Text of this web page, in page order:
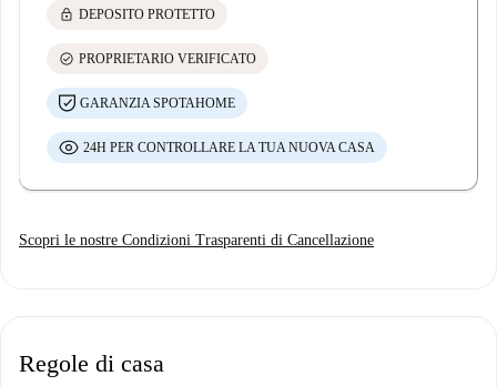
lock DEPOSITO PROTETTO
check_circle PROPRIETARIO VERIFICATO
GARANZIA SPOTAHOME
24H PER CONTROLLARE LA TUA NUOVA CASA
Scopri le nostre Condizioni Trasparenti di Cancellazione
Regole di casa